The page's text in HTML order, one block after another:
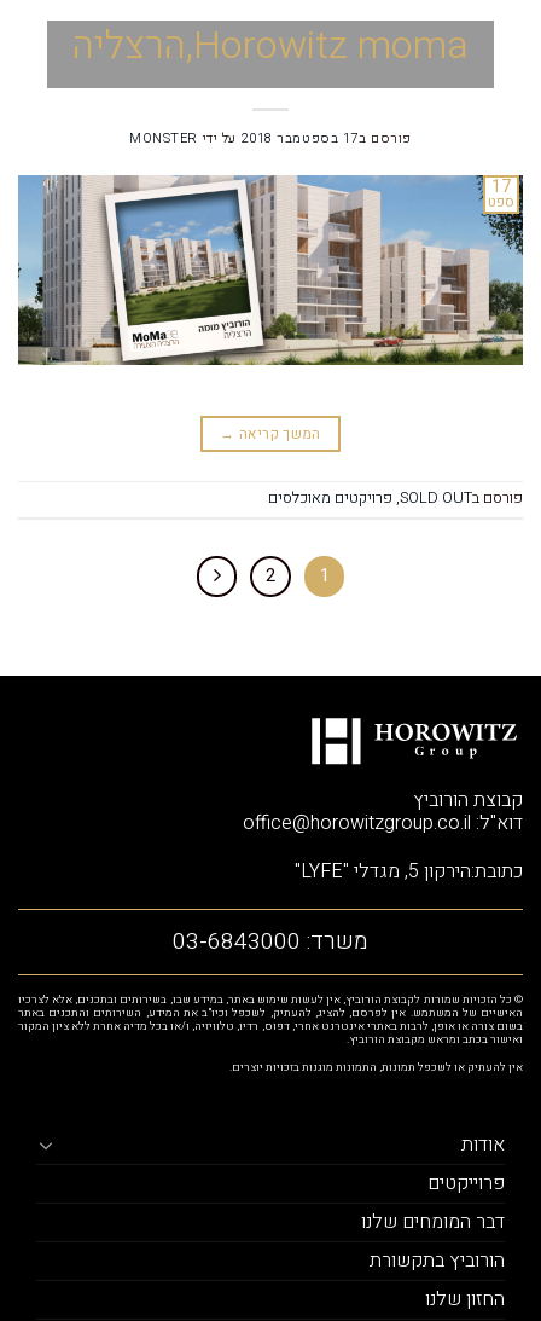
Horowitz moma,הרצליה
פורסם ב17 בספטמבר 2018 על ידי MONSTER
17
ספט
המשך קריאה →
פורסם בSOLD OUT
, פרויקטים מאוכלסים
1
2
קבוצת הורוביץ
דוא"ל: office@horowitzgroup.co.il
כתובת:הירקון 5, מגדלי "LYFE"
משרד: 03-6843000
© כל הזכויות שמורות לקבוצת הורוביץ, אין לעשות שימוש באתר, במידע שבו, בשירותים ובתכנים, אלא לצרכיו
האישיים של המשתמש. אין לפרסם, להציג, להעתיק, לשכפל וכיו"ב את המידע, השירותים והתכנים באתר
בשום צורה או אופן, לרבות באתרי אינטרנט אחרי, דפוס, רדיו, טלוויזיה, ו/או בכל מדיה אחרת ללא ציון המקור
ואישור בכתב ומראש מקבוצת הורוביץ.
אין להעתיק או לשכפל תמונות, התמונות מוגנות בזכויות יוצרים.
אודות
פרוייקטים
דבר המומחים שלנו
הורוביץ בתקשורת
החזון שלנו